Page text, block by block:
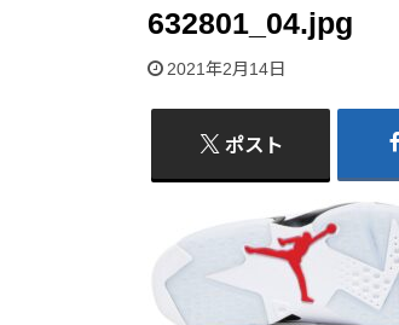
632801_04.jpg
2021年2月14日
ポスト